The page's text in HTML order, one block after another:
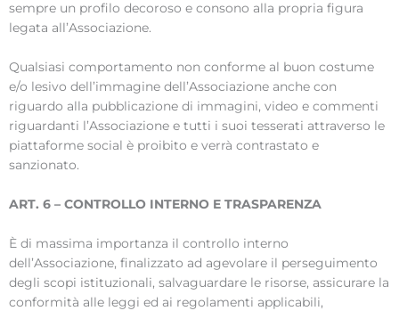
sempre un profilo decoroso e consono alla propria figura
legata all’Associazione.
Qualsiasi comportamento non conforme al buon costume
e/o lesivo dell’immagine dell’Associazione anche con
riguardo alla pubblicazione di immagini, video e commenti
riguardanti l’Associazione e tutti i suoi tesserati attraverso le
piattaforme social è proibito e verrà contrastato e
sanzionato.
ART. 6 – CONTROLLO INTERNO E TRASPARENZA
È di massima importanza il controllo interno
dell’Associazione, finalizzato ad agevolare il perseguimento
degli scopi istituzionali, salvaguardare le risorse, assicurare la
conformità alle leggi ed ai regolamenti applicabili,